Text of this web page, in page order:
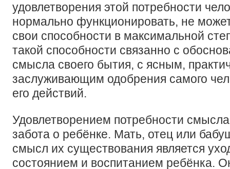
удовлетворения этой потребности
нормально функционировать, не
свои способности в максимальной
такой способности связанно с
смысла своего бытия, с ясным,
заслуживающим одобрения самого
его действий.
Удовлетворением потребности
забота о ребёнке. Мать, отец или
смысл их существования является
состоянием и воспитанием ребёнка.